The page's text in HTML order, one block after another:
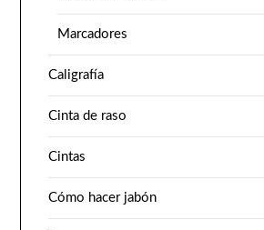
Marcadores
Caligrafía
Cinta de raso
Cintas
Cómo hacer jabón